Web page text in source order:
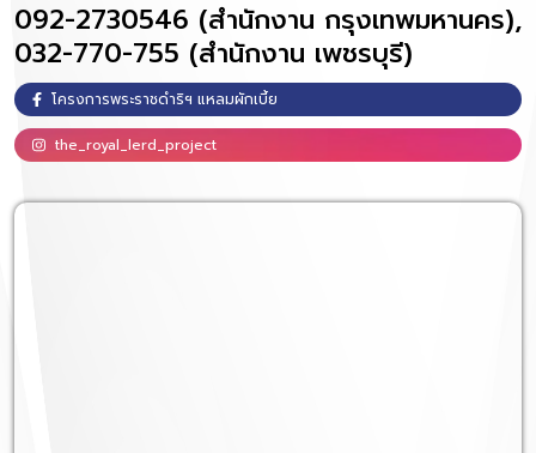
092-2730546 (สำนักงาน กรุงเทพมหานคร),
032-770-755 (สำนักงาน เพชรบุรี)
โครงการพระราชดำริฯ แหลมผักเบี้ย
the_royal_lerd_project